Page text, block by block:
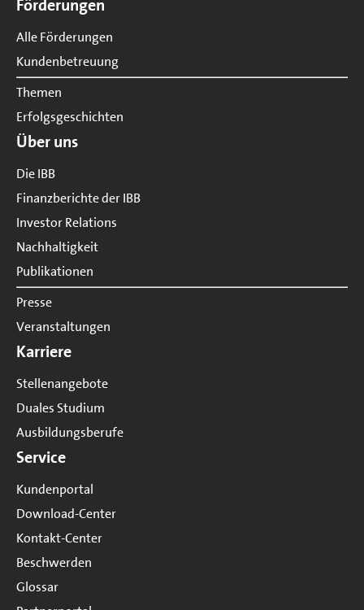
Förderungen
Alle Förderungen
Kundenbetreuung
Themen
Erfolgsgeschichten
Über uns
Die IBB
Finanzberichte der IBB
Investor Relations
Nachhaltigkeit
Publikationen
Presse
Veranstaltungen
Karriere
Stellenangebote
Duales Studium
Ausbildungsberufe
Service
Kundenportal
Download-Center
Kontakt-Center
Beschwerden
Glossar